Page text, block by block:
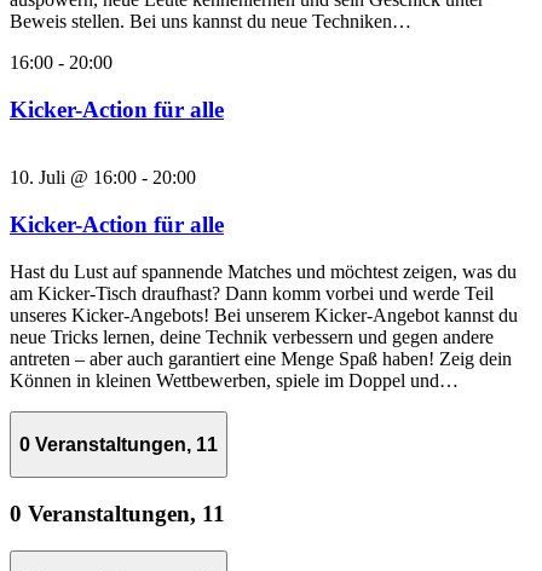
Beweis stellen. Bei uns kannst du neue Techniken…
16:00 - 20:00
Kicker-Action für alle
10. Juli @ 16:00 - 20:00
Kicker-Action für alle
Hast du Lust auf spannende Matches und möchtest zeigen, was du
am Kicker-Tisch draufhast? Dann komm vorbei und werde Teil
unseres Kicker-Angebots! Bei unserem Kicker-Angebot kannst du
neue Tricks lernen, deine Technik verbessern und gegen andere
antreten – aber auch garantiert eine Menge Spaß haben! Zeig dein
Können in kleinen Wettbewerben, spiele im Doppel und…
0 Veranstaltungen, 11
0 Veranstaltungen, 11